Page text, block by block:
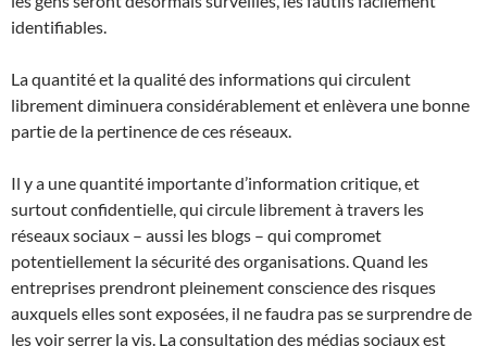
identifiables.
La quantité et la qualité des informations qui circulent
librement diminuera considérablement et enlèvera une bonne
partie de la pertinence de ces réseaux.
Il y a une quantité importante d’information critique, et
surtout confidentielle, qui circule librement à travers les
réseaux sociaux – aussi les blogs – qui compromet
potentiellement la sécurité des organisations. Quand les
entreprises prendront pleinement conscience des risques
auxquels elles sont exposées, il ne faudra pas se surprendre de
les voir serrer la vis. La consultation des médias sociaux est